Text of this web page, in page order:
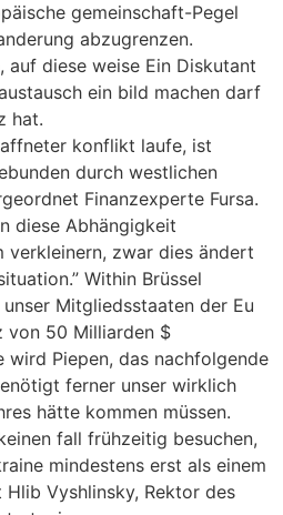
gemeinschaft-Pegel
abzugrenzen.
auf diese weise Ein Diskutant
ein bild machen darf
hat.
konflikt laufe, ist
durch westlichen
Finanzexperte Fursa.
diese Abhängigkeit
verkleinern, zwar dies ändert
Within Brüssel
Mitgliedsstaaten der Eu
von 50 Milliarden $
wird Piepen, das nachfolgende
ferner unser wirklich
hätte kommen müssen.
fall frühzeitig besuchen,
mindestens erst als einem
Vyshlinsky, Rektor des